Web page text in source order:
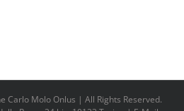
Carlo Molo Onlus | All Rights Reserved.